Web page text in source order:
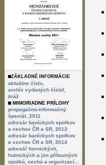
ZÁKLADNÉ INFORMÁCIE
aktuálne číslo,
archív vydaných čísiel,
tiráž
MIMORIADNE PRÍLOHY
propagačno-informačný
špeciál, 2011
adresár baníckych spolkov
a cechov ČR a SR, 2012
adresár baníckych spolkov
a cechov ČR a SR, 2014
adresář hornických,
hutnických a jim příbuzných
spolkú, cechú a organizací...